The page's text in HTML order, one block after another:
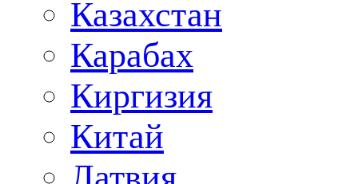
Казахстан
Карабах
Киргизия
Китай